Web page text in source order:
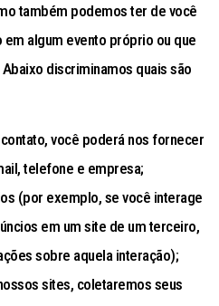
também podemos ter de você
algum evento próprio ou que
discriminamos quais são
você poderá nos fornecer
telefone e empresa;
(por exemplo, se você interage
em um site de um terceiro,
sobre aquela interação);
sites, coletaremos seus